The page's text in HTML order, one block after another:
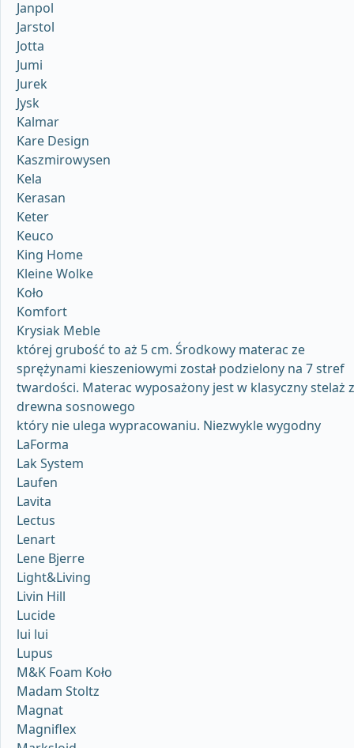
Janpol
Jarstol
Jotta
Jumi
Jurek
Jysk
Kalmar
Kare Design
Kaszmirowysen
Kela
Kerasan
Keter
Keuco
King Home
Kleine Wolke
Koło
Komfort
Krysiak Meble
której grubość to aż 5 cm. Środkowy materac ze
sprężynami kieszeniowymi został podzielony na 7 stref
twardości. Materac wyposażony jest w klasyczny stelaż z
drewna sosnowego
który nie ulega wypracowaniu. Niezwykle wygodny
LaForma
Lak System
Laufen
Lavita
Lectus
Lenart
Lene Bjerre
Light&Living
Livin Hill
Lucide
lui lui
Lupus
M&K Foam Koło
Madam Stoltz
Magnat
Magniflex